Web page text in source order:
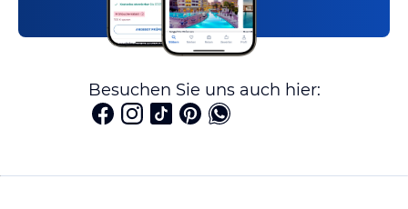
Besuchen Sie uns auch hier: